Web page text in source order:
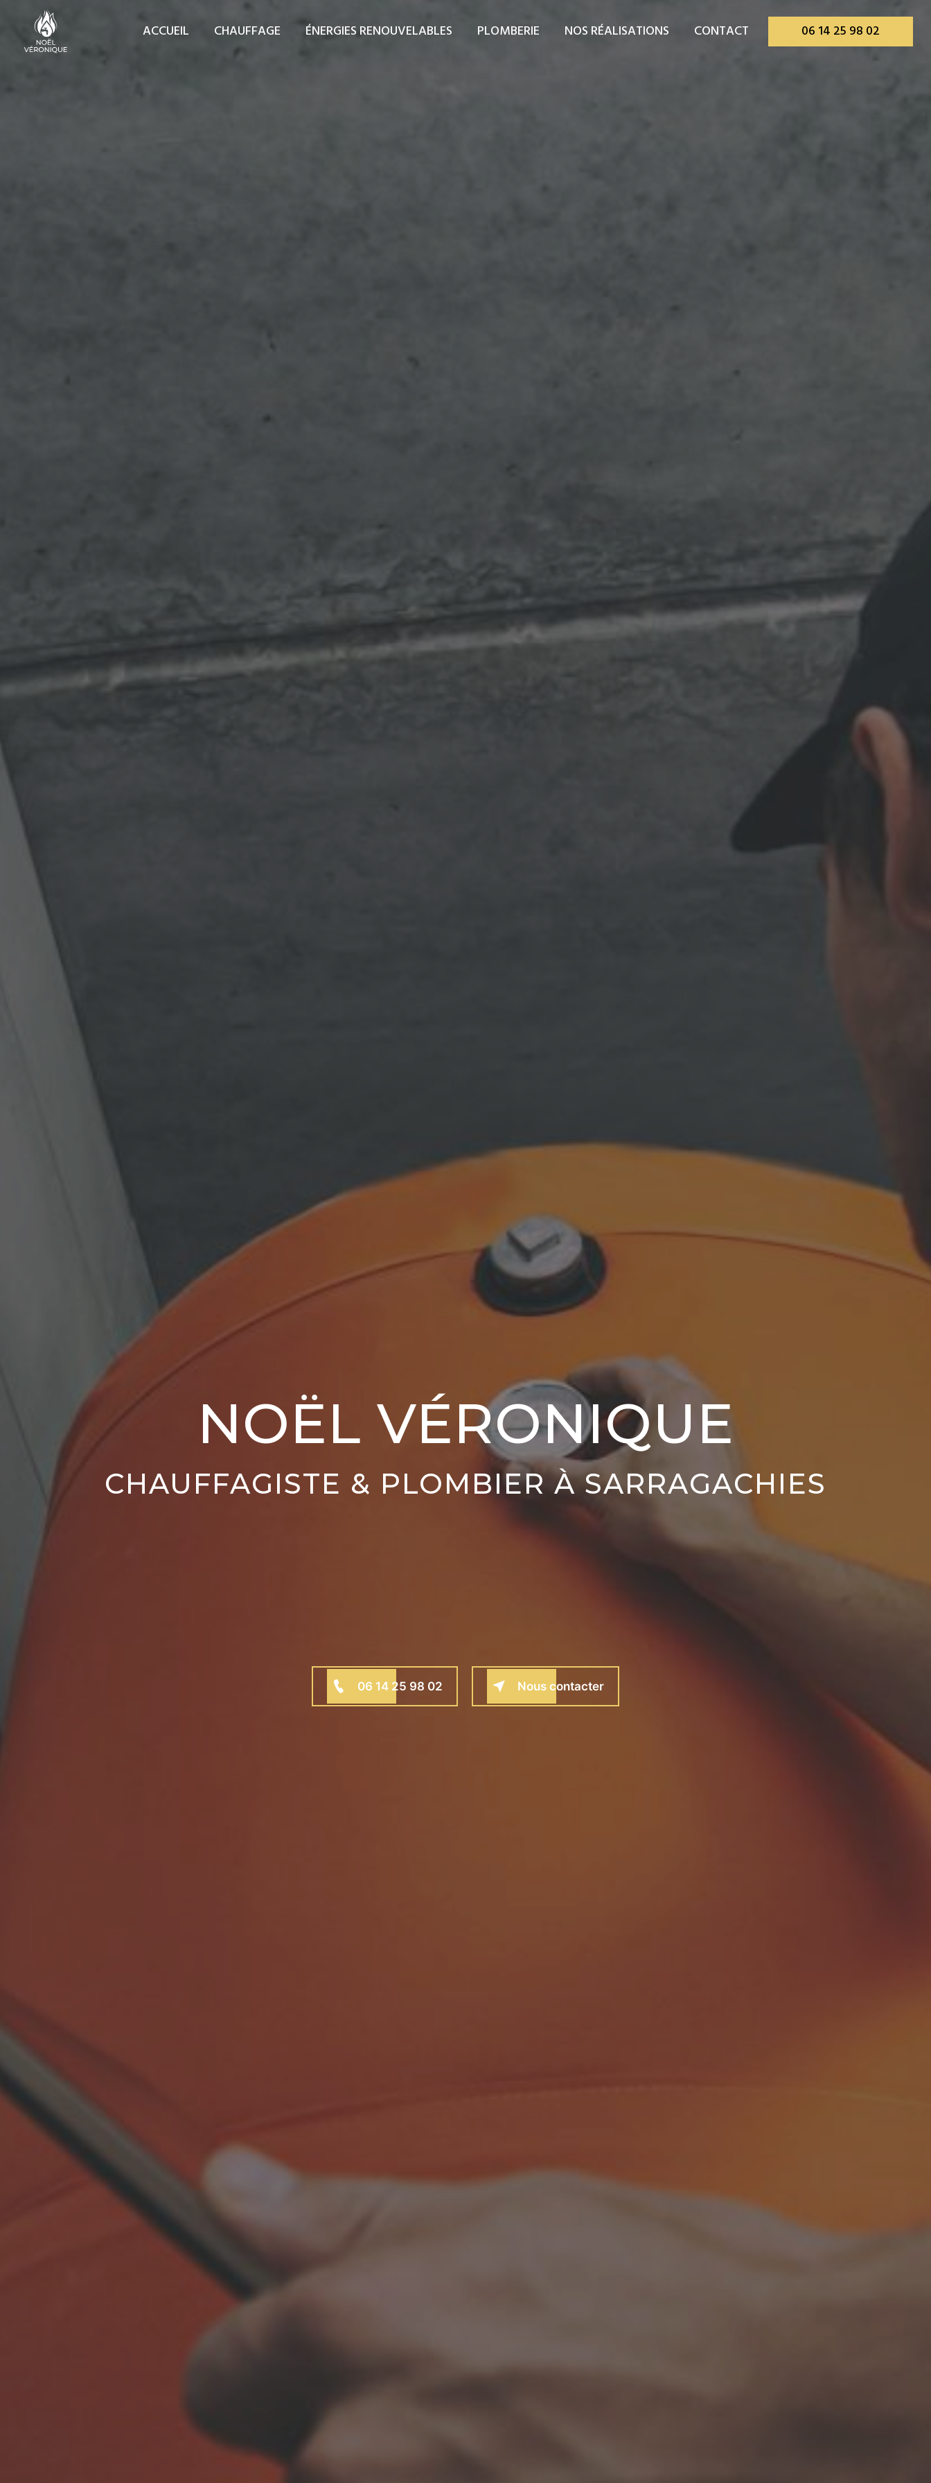
ACCUEIL CHAUFFAGE ÉNERGIES RENOUVELABLES PLOMBERIE NOS RÉALISATIONS CONTACT 06 14 25 98 02
NOËL VÉRONIQUE
CHAUFFAGISTE & PLOMBIER À SARRAGACHIES
06 14 25 98 02 Nous contacter
Cookies management panel